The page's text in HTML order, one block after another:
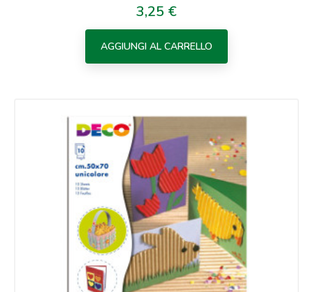
Prezzo
3,25 €
AGGIUNGI AL CARRELLO